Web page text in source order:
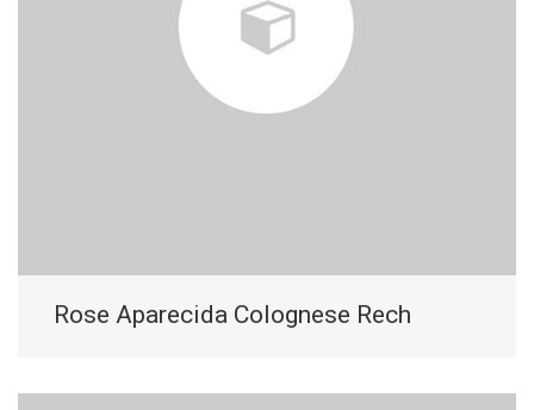
Rose Aparecida Colognese Rech